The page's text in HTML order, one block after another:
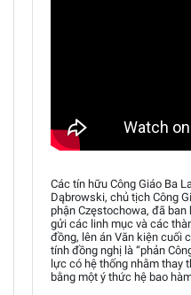
Các tín hữu Công Giáo Ba
Dąbrowski, chủ tịch Công
phận Częstochowa, đã
gửi các linh mục và các
đồng, lên án Văn kiện cuối
tính đồng nghị là “phản
lực có hệ thống nhằm thay
bằng một ý thức hệ bao